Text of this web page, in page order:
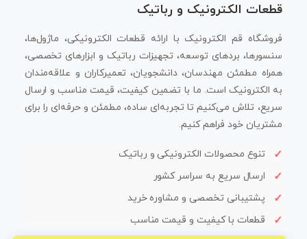
قطعات الکترونیک و رباتیک
فروشگاه قم الکترونیک با ارائه قطعات الکترونیکی، ماژول‌ها،
سنسورها، بردهای توسعه، تجهیزات رباتیک و ابزارهای تخصصی،
همراه مطمئن مهندسان، دانشجویان، تعمیرکاران و علاقه‌مندان
به الکترونیک است. ما با تضمین کیفیت، قیمت مناسب و ارسال
سریع، تلاش می‌کنیم تا تجربه‌ای ساده، مطمئن و حرفه‌ای را برای
مشتریان خود فراهم کنیم.
تنوع محصولات الکترونیکی و رباتیک
ارسال سریع به سراسر کشور
پشتیبانی تخصصی و مشاوره خرید
قطعات با کیفیت و قیمت مناسب